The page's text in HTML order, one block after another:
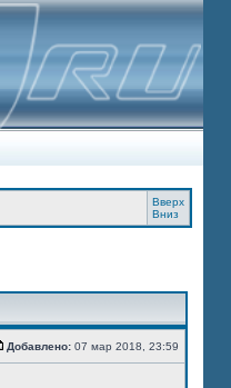
Вверх
Вниз
Добавлено: 07 мар 2018, 23:59